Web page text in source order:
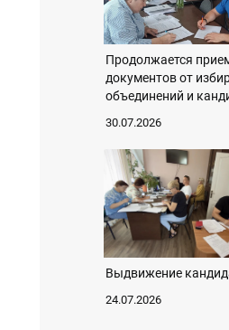
Продолжается
документов от
объединений и
30.07.2026
Выдвижение
24.07.2026